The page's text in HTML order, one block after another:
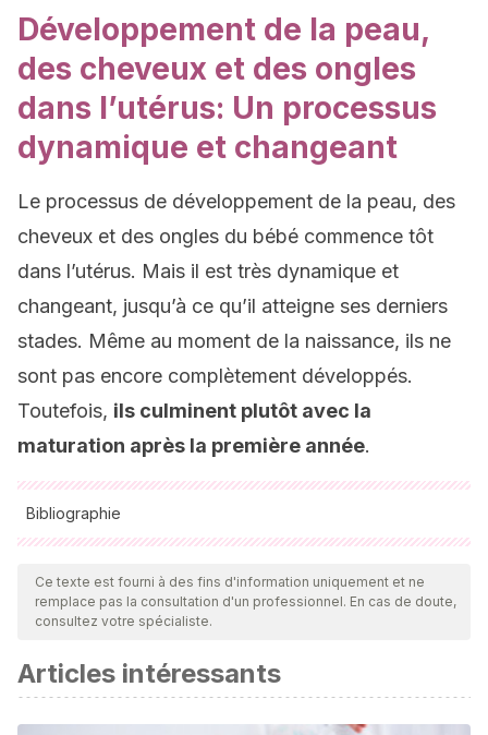
Développement de la peau,
des cheveux et des ongles
dans l’utérus: Un processus
dynamique et changeant
Le processus de développement de la peau, des
cheveux et des ongles du bébé commence tôt
dans l’utérus. Mais il est très dynamique et
changeant, jusqu’à ce qu’il atteigne ses derniers
stades. Même au moment de la naissance, ils ne
sont pas encore complètement développés.
Toutefois, ils culminent plutôt avec la
maturation après la première année.
Bibliographie
Toutes les sources citées ont été examinées en profondeur
par notre équipe pour garantir leur qualité, leur fiabilité, leur
actualité et leur validité. La bibliographie de cet article a été
ou scientifique
Visscher MO, Utturkar R, Pickens WL, LaRuffa AA,
Ce texte est fourni à des fins d'information uniquement et ne
remplace pas la consultation d'un professionnel. En cas de doute,
consultez votre spécialiste.
Articles intéressants